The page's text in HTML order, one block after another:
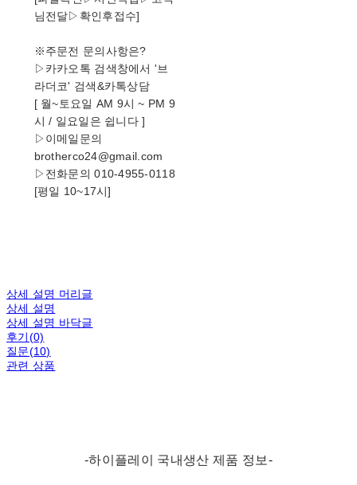
님전달▷확인후접수]
※주문전 문의사항은?
▷카카오톡 검색창에서 '브
라더코' 검색&카톡상담
[ 월~토요일 AM 9시 ~ PM 9
시 / 일요일은 쉽니다 ]
▷이메일문의
brotherco24@gmail.com
▷전화문의 010-4955-0118
[평일 10~17시]
상세 설명 머리글
상세 설명
상세 설명 바닥글
후기(0)
질문(10)
관련 상품
-하이플레이 국내생산 제품 정보-